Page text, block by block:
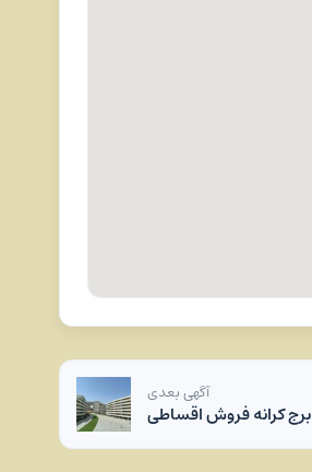
آگهی بعدی
برج کرانه فروش اقساطی